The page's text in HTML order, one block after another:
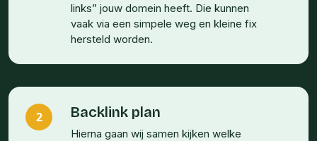
links” jouw domein heeft. Die kunnen
vaak via een simpele weg en kleine fix
hersteld worden.
2 Backlink plan
Hierna gaan wij samen kijken welke